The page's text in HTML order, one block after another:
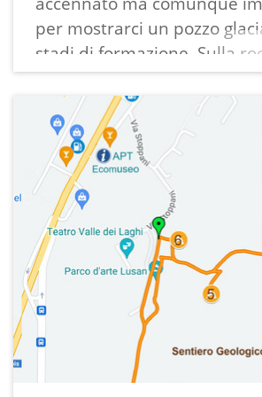
Approfondimento:
Nel 1880 così lo descrive
"Esso è scavato nel
durissimo di formazione
regolari grossi un metro e
inclinati di 48 gradi verso
nella direzione da mattina
La superficie della roccia è
cavità del pozzo vi è incisa
delineata, colle labbra
arrotondate nella forma
dagli spaccati qui uniti; solo
una squarciatura nello strato
superficiale, la quale
più depresso del labbro
seguendo la direzione da
per mostrarci un pozzo
stadi di formazione. Sulla
base sono evidenti fori
dall'erosione dell'acqua.